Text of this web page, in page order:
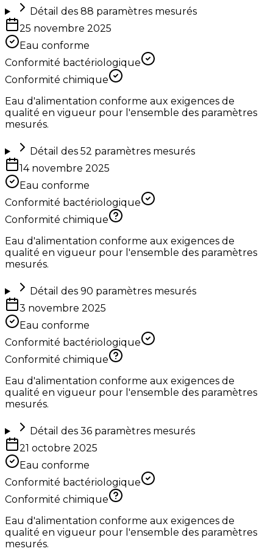
Détail des 88 paramètres mesurés
25 novembre 2025
Eau conforme
Conformité bactériologique
Conformité chimique
Eau d'alimentation conforme aux exigences de
qualité en vigueur pour l'ensemble des paramètres
mesurés.
Détail des 52 paramètres mesurés
14 novembre 2025
Eau conforme
Conformité bactériologique
Conformité chimique
Eau d'alimentation conforme aux exigences de
qualité en vigueur pour l'ensemble des paramètres
mesurés.
Détail des 90 paramètres mesurés
3 novembre 2025
Eau conforme
Conformité bactériologique
Conformité chimique
Eau d'alimentation conforme aux exigences de
qualité en vigueur pour l'ensemble des paramètres
mesurés.
Détail des 36paramètres mesurés
21 octobre 2025
Eau conforme
Conformité bactériologique
Conformité chimique
Eau d'alimentation conforme aux exigences de
qualité en vigueur pour l'ensemble des paramètres
mesurés.